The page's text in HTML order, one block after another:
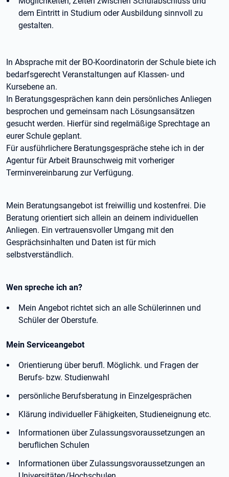
dem Eintritt in Studium oder Ausbildung sinnvoll zu
gestalten.
In Absprache mit der BO-Koordinatorin der Schule biete ich
bedarfsgerecht Veranstaltungen auf Klassen- und
Kursebene an.
In Beratungsgesprächen kann dein persönliches Anliegen
besprochen und gemeinsam nach Lösungsansätzen
gesucht werden. Hierfür sind regelmäßige Sprechtage an
eurer Schule geplant.
Für ausführlichere Beratungsgespräche stehe ich in der
Agentur für Arbeit Braunschweig mit vorheriger
Terminvereinbarung zur Verfügung.
Mein Beratungsangebot ist freiwillig und kostenfrei. Die
Beratung orientiert sich allein an deinem individuellen
Anliegen. Ein vertrauensvoller Umgang mit den
Gesprächsinhalten und Daten ist für mich
selbstverständlich.
Wen spreche ich an?
Mein Angebot richtet sich an alle Schülerinnen und
Schüler der Oberstufe.
Mein Serviceangebot
Orientierung über berufl. Möglichk. und Fragen der
Berufs- bzw. Studienwahl
persönliche Berufsberatung in Einzelgesprächen
Klärung individueller Fähigkeiten, Studieneignung etc.
Informationen über Zulassungsvoraussetzungen an
beruflichen Schulen
Informationen über Zulassungsvoraussetzungen an